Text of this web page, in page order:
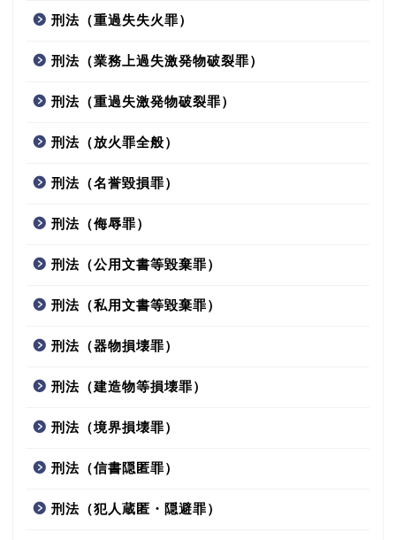
刑法（重過失失火罪）
刑法（業務上過失激発物破裂罪）
刑法（重過失激発物破裂罪）
刑法（放火罪全般）
刑法（名誉毀損罪）
刑法（侮辱罪）
刑法（公用文書等毀棄罪）
刑法（私用文書等毀棄罪）
刑法（器物損壊罪）
刑法（建造物等損壊罪）
刑法（境界損壊罪）
刑法（信書隠匿罪）
刑法（犯人蔵匿・隠避罪）